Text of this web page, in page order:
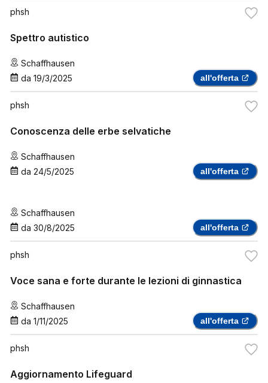
phsh
Spettro autistico
Schaffhausen
da 19/3/2025 all'offerta
phsh
Conoscenza delle erbe selvatiche
Schaffhausen
da 24/5/2025 all'offerta
Schaffhausen
da 30/8/2025 all'offerta
phsh
Voce sana e forte durante le lezioni di ginnastica
Schaffhausen
da 1/11/2025 all'offerta
phsh
Aggiornamento Lifeguard